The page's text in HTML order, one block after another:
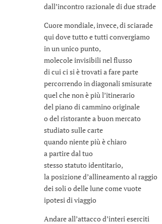
dall’incontro razionale di due strade
Cuore mondiale, invece, di sciarade
qui dove tutto e tutti convergiamo
in un unico punto,
molecole invisibili nel flusso
di cui ci si è trovati a fare parte
percorrendo in diagonali smisurate
quel che non è più l’itinerario
del piano di cammino originale
o del ristorante a buon mercato
studiato sulle carte
quando niente più è chiaro
a partire dal tuo
stesso statuto identitario,
la posizione d’allineamento al raggio
dei soli o delle lune come vuote
ipotesi di viaggio
Andare all’attacco d’interi eserciti